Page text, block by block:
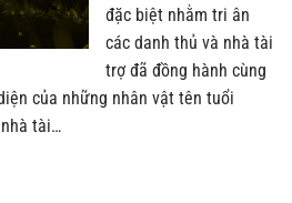
đặc biệt nhằm tri ân
các danh thủ và nhà tài
trợ đã đồng hành cùng
của những nhân vật tên tuổi
tài…